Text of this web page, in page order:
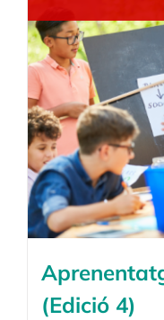
(Edició 4)